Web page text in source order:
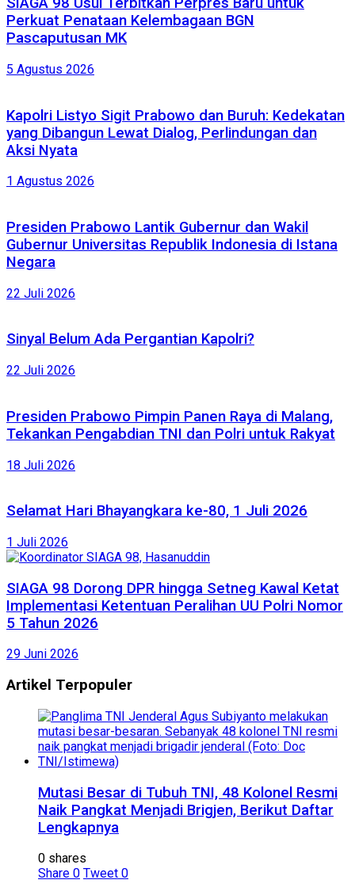
Perkuat Penataan Kelembagaan BGN
Pascaputusan MK
5 Agustus 2026
Kapolri Listyo Sigit Prabowo dan Buruh: Kedekatan
yang Dibangun Lewat Dialog, Perlindungan dan
Aksi Nyata
1 Agustus 2026
Presiden Prabowo Lantik Gubernur dan Wakil
Gubernur Universitas Republik Indonesia di Istana
Negara
22 Juli 2026
Sinyal Belum Ada Pergantian Kapolri?
22 Juli 2026
Presiden Prabowo Pimpin Panen Raya di Malang,
Tekankan Pengabdian TNI dan Polri untuk Rakyat
18 Juli 2026
Selamat Hari Bhayangkara ke-80, 1 Juli 2026
1 Juli 2026
SIAGA 98 Dorong DPR hingga Setneg Kawal Ketat
Implementasi Ketentuan Peralihan UU Polri Nomor
5 Tahun 2026
29 Juni 2026
Artikel Terpopuler
Mutasi Besar di Tubuh TNI, 48 Kolonel Resmi
Naik Pangkat Menjadi Brigjen, Berikut Daftar
Lengkapnya
0 shares
Share 0 Tweet 0